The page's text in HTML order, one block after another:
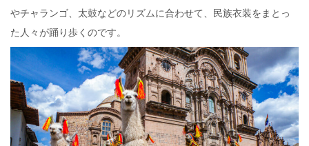
やチャランゴ、太鼓などのリズムに合わせて、民族衣装をまとっ
た人々が踊り歩くのです。